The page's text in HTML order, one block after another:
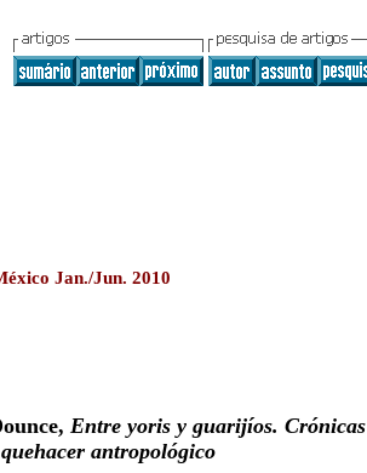
Jan./Jun. 2010
Entre yoris y guarijíos. Crónicas
antropológico